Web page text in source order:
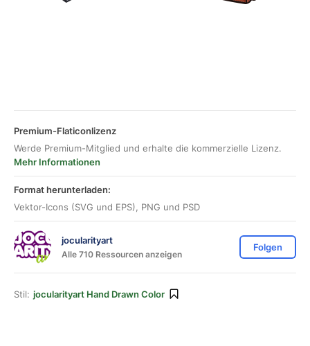
Premium-Flaticonlizenz
Werde Premium-Mitglied und erhalte die kommerzielle Lizenz.
Mehr Informationen
Format herunterladen:
Vektor-Icons (SVG und EPS), PNG und PSD
jocularityart
Alle 710 Ressourcen anzeigen
Folgen
Stil: jocularityart Hand Drawn Color